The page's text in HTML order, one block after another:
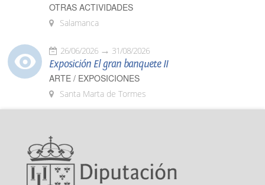
OTRAS ACTIVIDADES
Salamanca
26/06/2026 31/08/2026
Exposición El gran banquete II
ARTE / EXPOSICIONES
Santa Marta de Tormes